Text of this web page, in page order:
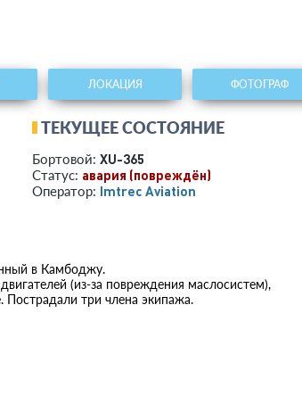
ЛОКАЦИЯ ФОТОГРАФ
ТЕКУЩЕЕ СОСТОЯНИЕ
Бортовой: XU-365
Статус: авария (повреждён)
Оператор: Imtrec Aviation
в Камбоджу.
(из-за повреждения маслосистем),
Пострадали три члена экипажа.